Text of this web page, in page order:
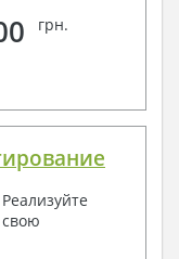
грн.
Реализуйте
свою